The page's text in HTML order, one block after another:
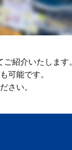
紹介いたします。
可能です。
さい。